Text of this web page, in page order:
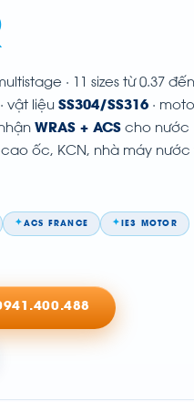
· 11 sizes từ 0.37
· vật liệuSS304/SS316 ·
nhậnWRAS + ACS cho nước
ốc, KCN, nhà máy nước
✦ ACS FRANCE ✦ IE3 MOTOR